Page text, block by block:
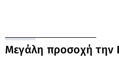
Μεγάλη προσοχή την